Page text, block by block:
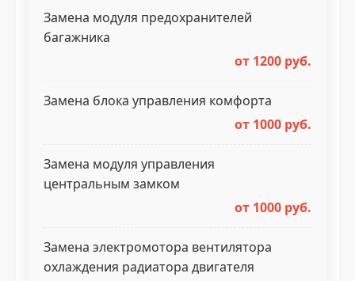
Замена модуля предохранителей
багажника
от 1200 руб.
Замена блока управления комфорта
от 1000 руб.
Замена модуля управления
центральным замком
от 1000 руб.
Замена электромотора вентилятора
охлаждения радиатора двигателя